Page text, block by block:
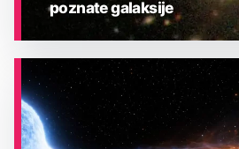
ASTRONOMIJA
poznate galaksije